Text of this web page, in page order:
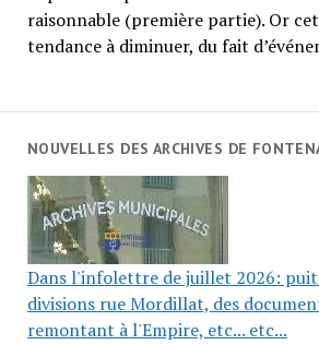
raisonnable (première partie). Or
tendance à diminuer, du fait
NOUVELLES DES ARCHIVES DE
Dans l'infolettre de juillet 2026:
divisions rue Mordillat, des
remontant à l'Empire, etc... etc...